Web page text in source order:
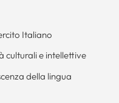
Italiano
culturali e intellettive
della lingua